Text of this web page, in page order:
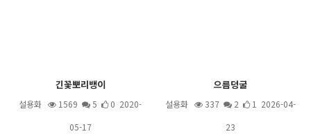
긴꽃뽀리뱅이
설용화 1569 5
0 2020-
05-17
으름덩굴
설용화 337 2
1 2026-04-
23